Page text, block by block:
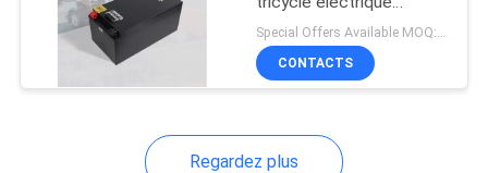
POLITIQUE
batterie au lithium pour
véhicule à basse vitesse
Special Offers Available MOQ:2 unités
CONTACTS
Regardez plus